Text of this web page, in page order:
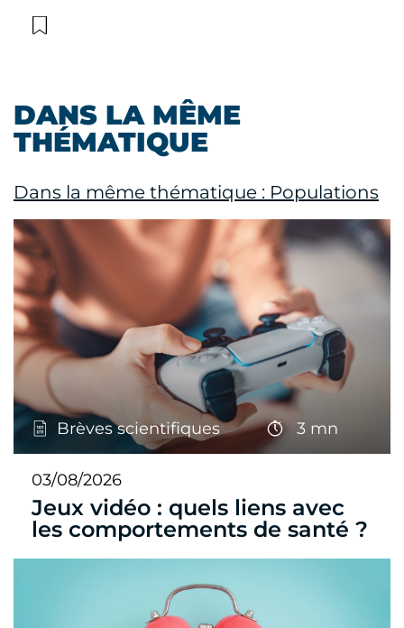
DANS LA MÊME
THÉMATIQUE
Dans la même thématique : Populations
Brèves scientifiques 3 mn
03/08/2026
Jeux vidéo : quels liens avec
les comportements de santé ?